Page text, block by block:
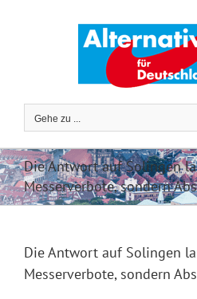
Gehe zu ...
Die Antwort auf Solingen
Messerverbote, sondern
Die Antwort auf Solingen
Messerverbote, sondern